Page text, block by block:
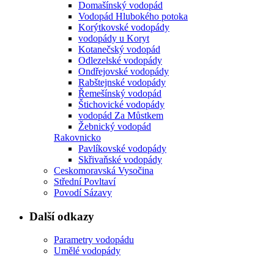
Domašínský vodopád
Vodopád Hlubokého potoka
Korýtkovské vodopády
vodopády u Koryt
Kotanečský vodopád
Odlezelské vodopády
Ondřejovské vodopády
Rabštejnské vodopády
Řemešínský vodopád
Štichovické vodopády
vodopád Za Můstkem
Žebnický vodopád
Rakovnicko
Pavlíkovské vodopády
Skřivaňské vodopády
Ceskomoravská Vysočina
Střední Povltaví
Povodí Sázavy
Další odkazy
Parametry vodopádu
Umělé vodopády